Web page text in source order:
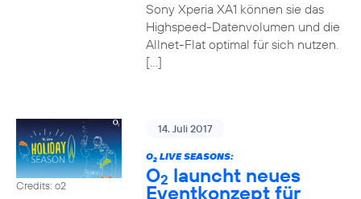
Sony Xperia XA1 können sie das
Highspeed-Datenvolumen und die
Allnet-Flat optimal für sich nutzen.
[…]
Credits: o2
14. Juli 2017
O2LIVE SEASONS:
O2 launcht neues
Eventkonzept für